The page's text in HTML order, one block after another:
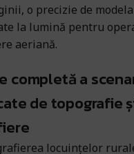
o precizie de
la lumină pentru
aeriană.
completă a
de topografie
locuințelor